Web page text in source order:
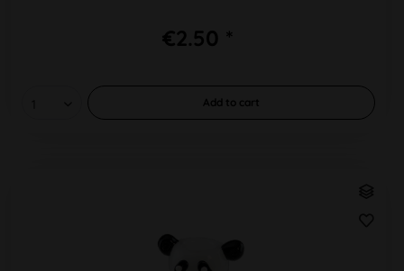
€2.50 *
Add to cart